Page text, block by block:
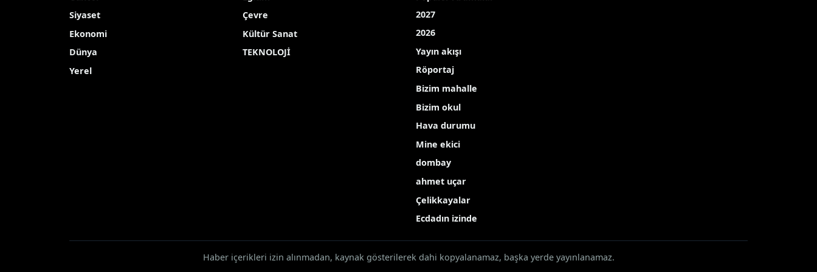
Siyaset
Ekonomi
Dünya
Yerel
Çevre
Kültür Sanat
TEKNOLOJİ
2027
2026
Yayın akışı
Röportaj
Bizim mahalle
Bizim okul
Hava durumu
Mine ekici
dombay
ahmet uçar
Çelikkayalar
Ecdadın izinde
Haber içerikleri izin alınmadan, kaynak gösterilerek dahi kopyalanamaz, başka yerde yayınlanamaz.